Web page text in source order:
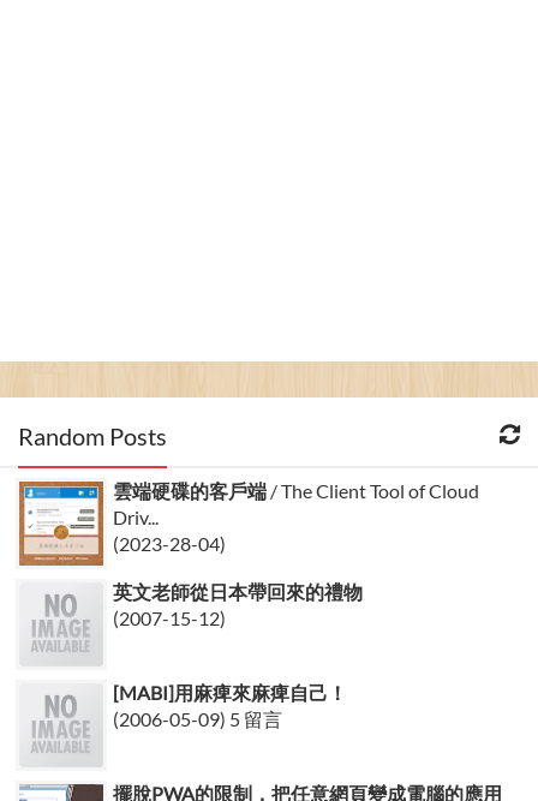
Random Posts
雲端硬碟的客戶端 / The Client Tool of Cloud
Driv...
(2023-28-04)
英文老師從日本帶回來的禮物
(2007-15-12)
[MABI]用麻痺來麻痺自己！
(2006-05-09) 5 留言
擺脫PWA的限制，把任意網頁變成電腦的應用